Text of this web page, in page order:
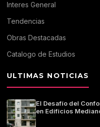
Interes General
Tendencias
Obras Destacadas
Catalogo de Estudios
ULTIMAS NOTICIAS
El Desafío del
en Edificios